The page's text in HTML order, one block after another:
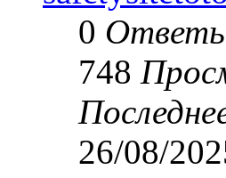
0
748
26/08/